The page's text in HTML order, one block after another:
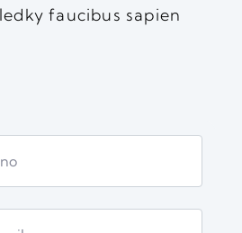
faucibus sapien